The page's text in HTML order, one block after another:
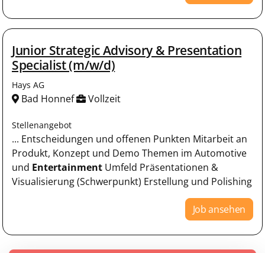
Junior Strategic Advisory & Presentation
Specialist (m/w/d)
Hays AG
Bad Honnef Vollzeit
Stellenangebot
... Entscheidungen und offenen Punkten Mitarbeit an
Produkt, Konzept und Demo Themen im Automotive
und Entertainment Umfeld Präsentationen &
Visualisierung (Schwerpunkt) Erstellung und Polishing
Job ansehen